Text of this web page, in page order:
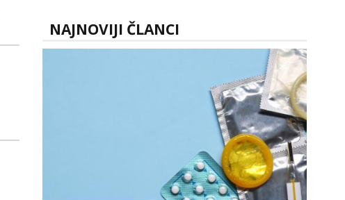
NAJNOVIJI ČLANCI